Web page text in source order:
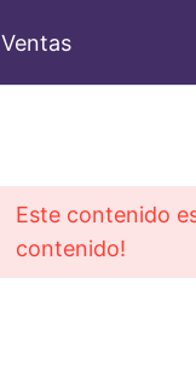
Ventas
Este contenido
contenido!